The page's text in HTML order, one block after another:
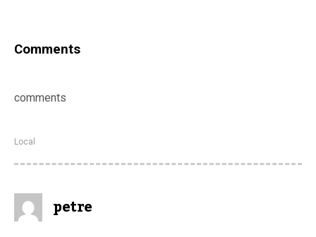
Comments
comments
Local
petre